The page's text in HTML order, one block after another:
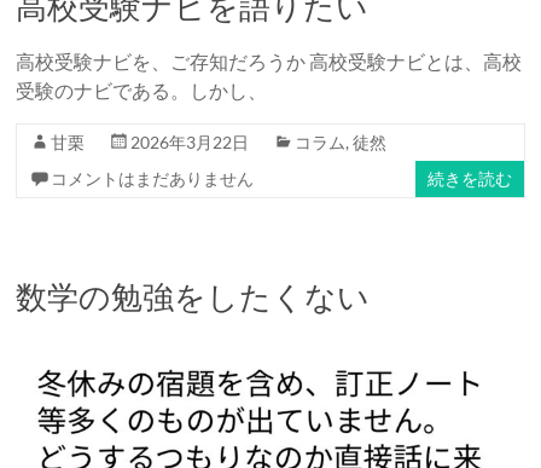
高校受験ナビを、ご存知だろうか 高校受験ナビとは、高校
受験のナビである。しかし、
甘栗 2026年3月22日 コラム,徒然
コメントはまだありません
続きを読む
数学の勉強をしたくない